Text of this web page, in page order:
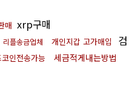
매 xrp구매
리플송금업체 개인지갑 고가매입
검
인전송가능 세금적게내는방법